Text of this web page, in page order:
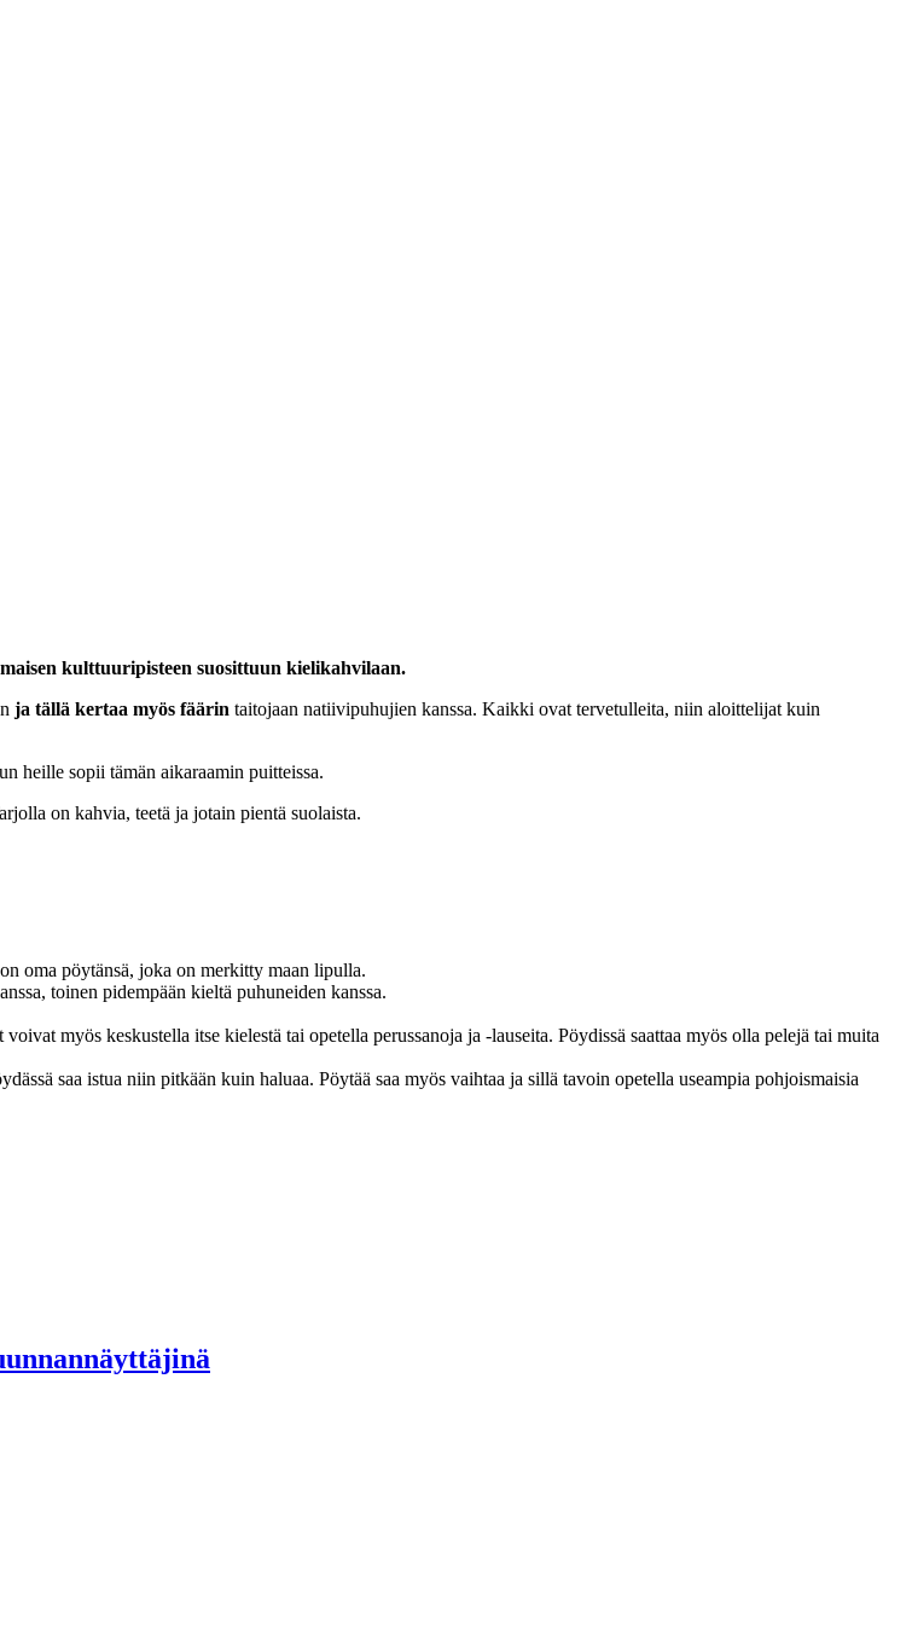
kulttuuripisteen suosittuun kielikahvilaan.
ja tällä kertaa myös fäärin taitojaan natiivipuhujien kanssa. Kaikki ovat tervetulleita, niin aloittelijat kuin
heille sopii tämän aikaraamin puitteissa.
on kahvia, teetä ja jotain pientä suolaista.
oma pöytänsä, joka on merkitty maan lipulla.
toinen pidempään kieltä puhuneiden kanssa.
myös keskustella itse kielestä tai opetella perussanoja ja -lauseita. Pöydissä saattaa myös olla pelejä tai muita
saa istua niin pitkään kuin haluaa. Pöytää saa myös vaihtaa ja sillä tavoin opetella useampia pohjoismaisia